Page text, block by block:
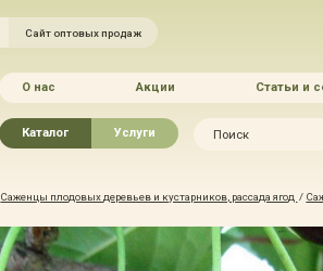
Сайт оптовых продаж
О нас Акции Статьи и
Каталог
Хвойные растения
Плодово-ягодные растения
Лиственные растения
Услуги
Благоустройство и озеленение
Зелёный доктор
Саженцы плодовых деревьев и кустарников, рассада ягод /